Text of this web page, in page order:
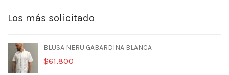
Los más solicitado
BLUSA NERU GABARDINA BLANCA
$61,800